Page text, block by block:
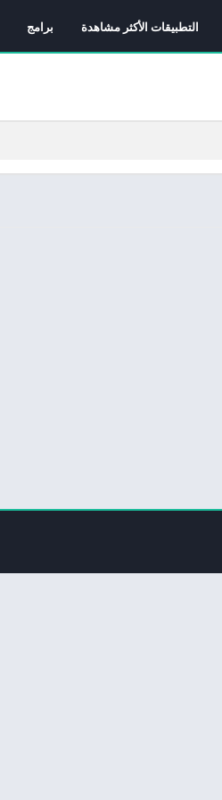
التطبيقات الأكثر مشاهدة برامج